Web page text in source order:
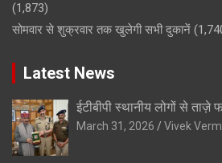
(1,873)
सोमवार से शुक्रवार तक खुलेगी सभी दुकानें
Latest News
ईटीबीपी स्थानीय लोगों से
March 31, 2026 Vivek